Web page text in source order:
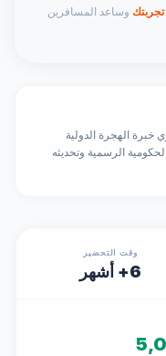
وساعد المسافرين
الهجرة الدولية
الرسمية وتحديثه
وقت التحضير
6+ أشهر